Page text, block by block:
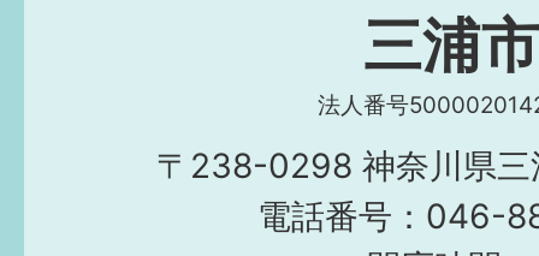
三浦市
法人番号
〒238-0298 神奈川県三
電話番号：046-